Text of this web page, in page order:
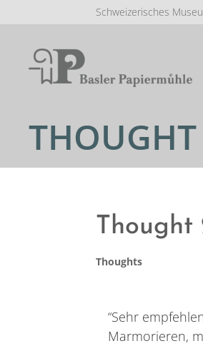
Schweizerisches
Thought
Thoughts
“Sehr
Marmorieren,